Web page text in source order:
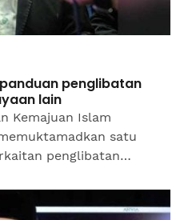
penglibatan
lain
Kemajuan Islam
satu
penglibatan